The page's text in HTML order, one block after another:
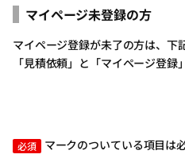
マイページ未登録の方
マイページ登録が未了の方は、下
「見積依頼」と「マイページ登録
必須 マークのついている項目は